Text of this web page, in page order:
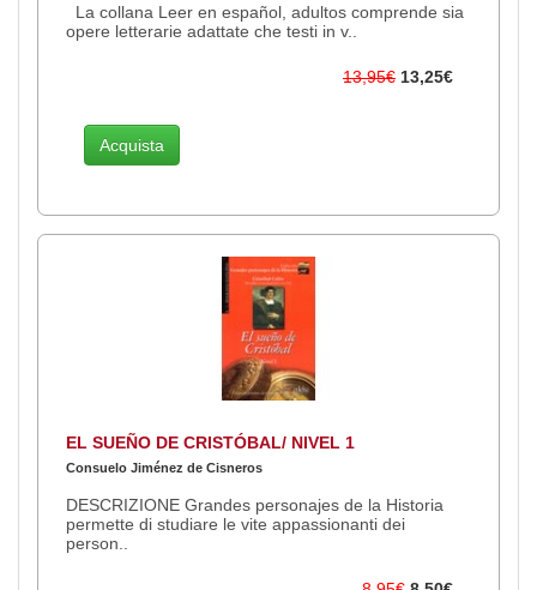
La collana Leer en español, adultos comprende sia
opere letterarie adattate che testi in v..
13,95€ 13,25€
Acquista
EL SUEÑO DE CRISTÓBAL/ NIVEL 1
Consuelo Jiménez de Cisneros
DESCRIZIONE Grandes personajes de la Historia
permette di studiare le vite appassionanti dei
person..